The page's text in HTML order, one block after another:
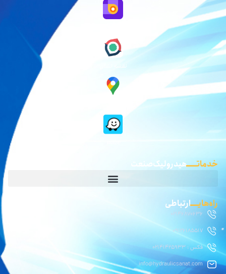
نقشه نشان
خدماتـــــهیدرولیک صنعت
راه‌هایــــارتباطی
02146870636
09126185517
فکس : 02141425933
info@hydraulicsanat.com